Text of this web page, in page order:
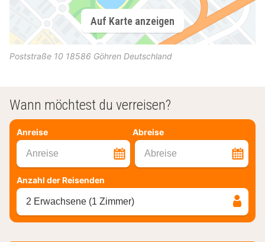
Auf Karte anzeigen
Poststraße 10 18586 Göhren Deutschland
Wann möchtest du verreisen?
Anreise Abreise
Anreise Abreise
Anzahl der Reisenden
2 Erwachsene (1 Zimmer)